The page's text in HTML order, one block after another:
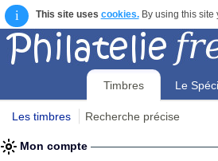
i This site uses cookies.By using this site
Timbres Le
Les timbres Recherche précise
Mon compte